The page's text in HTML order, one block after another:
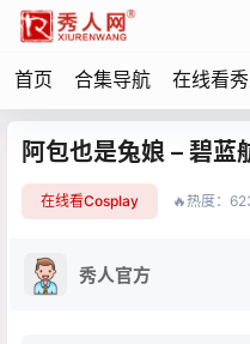
首页 合集导航 在线看
阿包也是兔娘 – 碧
在线看Cosplay 🔥热度：
秀人官方